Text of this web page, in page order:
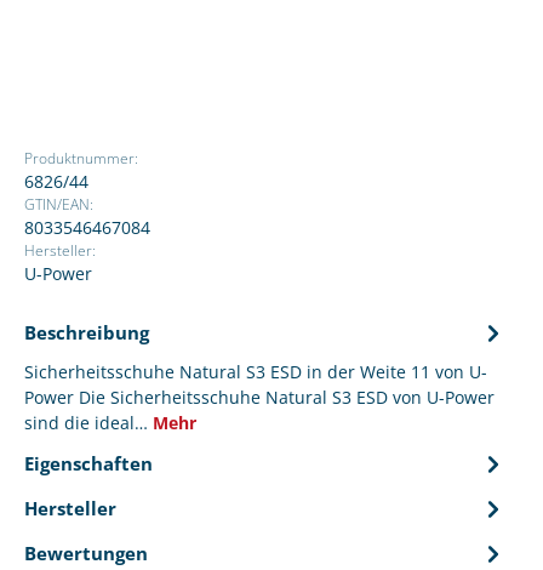
Produktnummer:
6826/44
GTIN/EAN:
8033546467084
Hersteller:
U-Power
Beschreibung
Sicherheitsschuhe Natural S3 ESD in der Weite 11 von U-
Power Die Sicherheitsschuhe Natural S3 ESD von U-Power
sind die ideal… Mehr
Eigenschaften
Hersteller
Bewertungen